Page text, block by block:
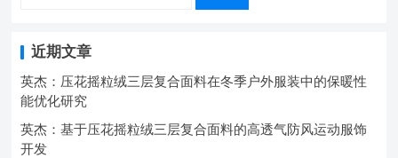
近期文章
英杰：压花摇粒绒三层复合面料在冬季户外服装中的保暖性
能优化研究
英杰：基于压花摇粒绒三层复合面料的高透气防风运动服饰
开发